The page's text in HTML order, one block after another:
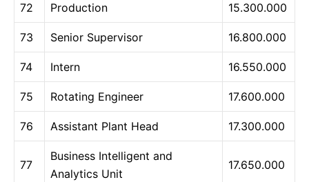
72 Production 15.300.000
73 Senior Supervisor 16.800.000
74 Intern 16.550.000
75 Rotating Engineer 17.600.000
76 Assistant Plant Head 17.300.000
77
Business Intelligent and
Analytics Unit
17.650.000